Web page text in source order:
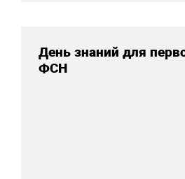
День знаний для
ФСН